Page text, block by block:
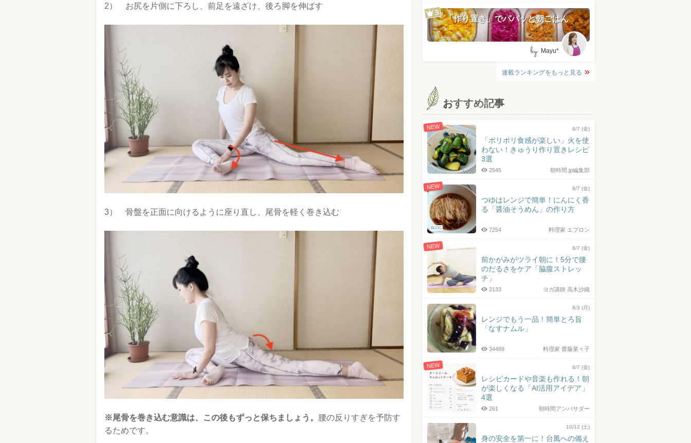
2） お尻を片側に下ろし、前足を遠ざけ、後ろ脚を伸ばす
3） 骨盤を正面に向けるように座り直し、尾骨を軽く巻き込む
※尾骨を巻き込む意識は、この後もずっと保ちましょう。
腰の反りすぎを予防す
るためです。
「作り置き」でパパッと朝ごはん
by: Mayu*
連載ランキングをもっと見る
おすすめ記事
NEW 8/7 (金)
「ポリポリ食感が楽しい」火を使
わない！きゅうり作り置きレシピ
3選
朝時間.jp編集部
2545
NEW
BLOG
8/7 (金)
つゆはレンジで簡単！にんにく香
る「醤油そうめん」の作り方
料理家 エプロン
7254
NEW 8/7 (金)
前かがみがツライ朝に！5分で腰
のだるさをケア「脇腹ストレッ
チ」
ヨガ講師 高木沙織
2133
8/3 (月)
レンジでもう一品！簡単とろ旨
「なすナムル」
料理家 齋藤菜々子
34489
NEW 8/7 (金)
レシピカードや音楽も作れる！朝
が楽しくなる「AI活用アイデア」
4選
朝時間アンバサダー
261
10/12 (土)
身の安全を第一に！台風への備え